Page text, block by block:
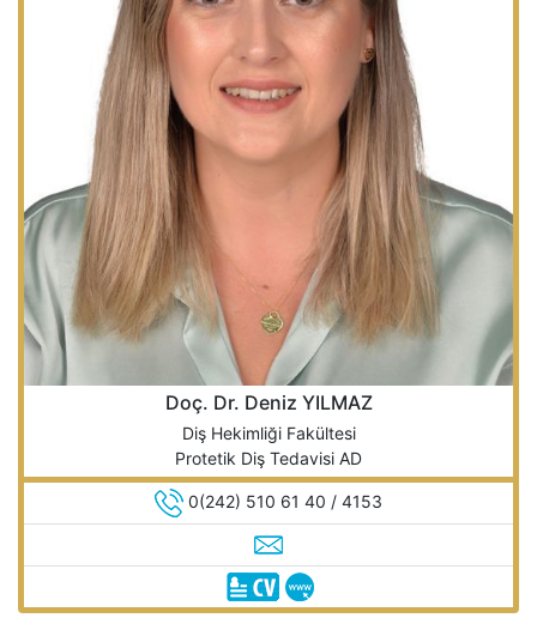
Doç. Dr. Deniz YILMAZ
Diş Hekimliği Fakültesi
Protetik Diş Tedavisi AD
0(242) 510 61 40 / 4153